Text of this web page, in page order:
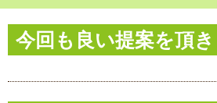
今回も良い提案を頂